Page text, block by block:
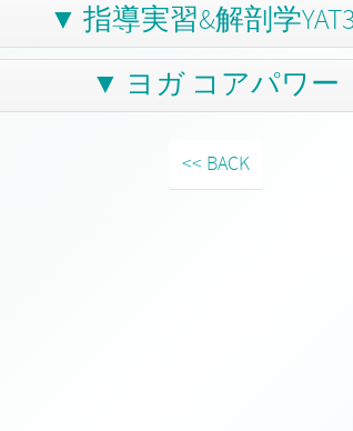
▼ 指導実習&解剖学
▼ ヨガ コアパワー
<< BACK